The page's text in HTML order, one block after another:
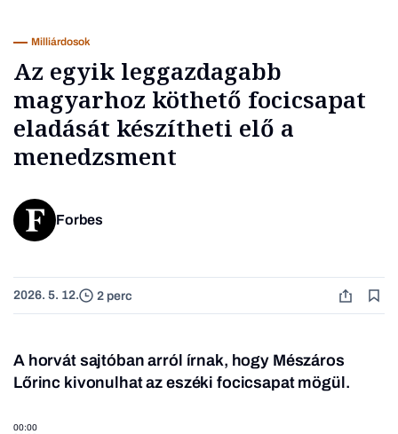
Üzlet
Milliárdosok
Az egyik leggazdagabb
magyarhoz köthető focicsapat
eladását készítheti elő a
menedzsment
Forbes
2026. 5. 12. 2 perc
A horvát sajtóban arról írnak, hogy Mészáros
Lőrinc kivonulhat az eszéki focicsapat mögül.
00:00